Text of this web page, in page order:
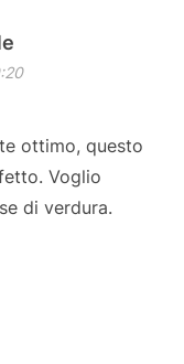
ottimo, questo
Voglio
di verdura.